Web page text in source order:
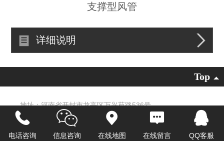
支撑型风管
详细说明
Top
地址：河南省开封市龙亭区万兴苑路536号
电话：0371-22323053
13781123503
传真：0371-23320553E-mail：13781123503 @168.com
电话咨询 信息咨询 在线地图 在线留言 QQ客服